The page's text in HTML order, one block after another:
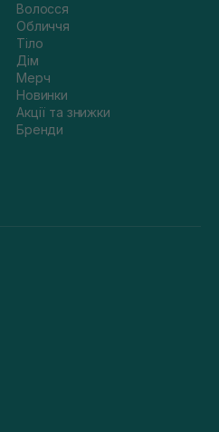
Волосся
Обличчя
Тіло
Дім
Мерч
Новинки
Акції та знижки
Бренди